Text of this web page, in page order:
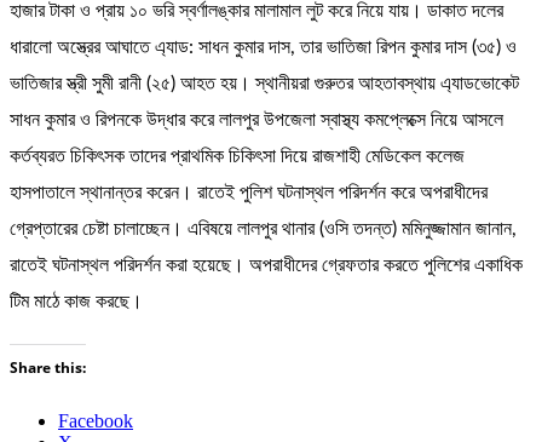
হাজার টাকা ও প্রায় ১০ ভরি স্বর্ণালঙ্কার মালামাল লুট করে নিয়ে যায়। ডাকাত দলের
ধারালো অস্ত্রের আঘাতে এ্যাড: সাধন কুমার দাস, তার ভাতিজা রিপন কুমার দাস (৩৫) ও
ভাতিজার স্ত্রী সুমী রানী (২৫) আহত হয়। স্থানীয়রা গুরুতর আহতাবস্থায় এ্যাডভোকেট
সাধন কুমার ও রিপনকে উদ্ধার করে লালপুর উপজেলা স্বাস্থ্য কমপ্লেক্সে নিয়ে আসলে
কর্তব্যরত চিকিৎসক তাদের প্রাথমিক চিকিৎসা দিয়ে রাজশাহী মেডিকেল কলেজ
হাসপাতালে স্থানান্তর করেন। রাতেই পুলিশ ঘটনাস্থল পরিদর্শন করে অপরাধীদের
গ্রেপ্তারের চেষ্টা চালাচ্ছেন। এবিষয়ে লালপুর থানার (ওসি তদন্ত) মমিনুজ্জামান জানান,
রাতেই ঘটনাস্থল পরিদর্শন করা হয়েছে। অপরাধীদের গ্রেফতার করতে পুলিশের একাধিক
টিম মাঠে কাজ করছে।
Share this:
Facebook